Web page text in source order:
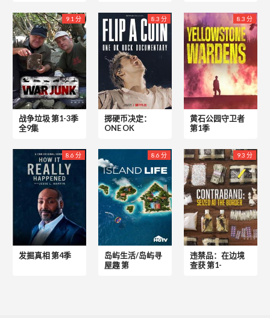
9.1 分
战争垃圾 第1-3季
全9集
8.3 分
掷硬币决定：
ONE OK
8.3 分
黄石公园守卫者
第1季
8.6 分
发掘真相 第4季
8.6 分
岛屿生活/岛屿寻
屋趣 第
9.3 分
违禁品：在边境
查获 第1-